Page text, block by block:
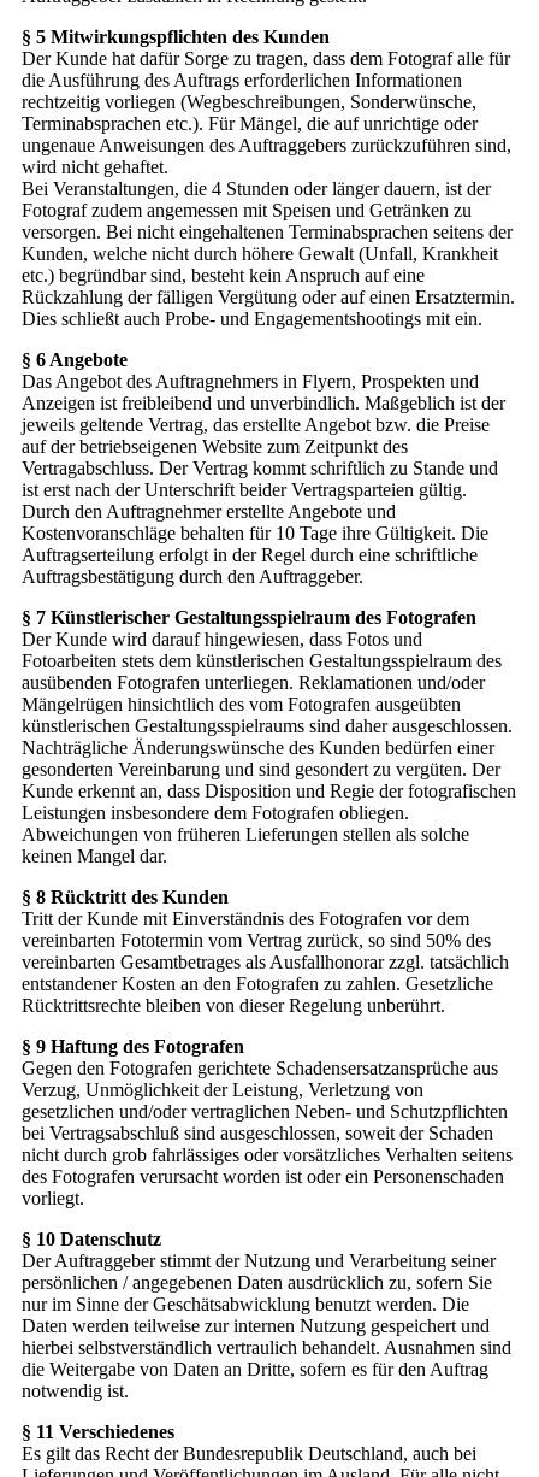
§ 5 Mitwirkungspflichten des Kunden
Der Kunde hat dafür Sorge zu tragen, dass dem Fotograf alle für
die Ausführung des Auftrags erforderlichen Informationen
rechtzeitig vorliegen (Wegbeschreibungen, Sonderwünsche,
Terminabsprachen etc.). Für Mängel, die auf unrichtige oder
ungenaue Anweisungen des Auftraggebers zurückzuführen sind,
wird nicht gehaftet.
Bei Veranstaltungen, die 4 Stunden oder länger dauern, ist der
Fotograf zudem angemessen mit Speisen und Getränken zu
versorgen. Bei nicht eingehaltenen Terminabsprachen seitens der
Kunden, welche nicht durch höhere Gewalt (Unfall, Krankheit
etc.) begründbar sind, besteht kein Anspruch auf eine
Rückzahlung der fälligen Vergütung oder auf einen Ersatztermin.
Dies schließt auch Probe- und Engagementshootings mit ein.
§ 6 Angebote
Das Angebot des Auftragnehmers in Flyern, Prospekten und
Anzeigen ist freibleibend und unverbindlich. Maßgeblich ist der
jeweils geltende Vertrag, das erstellte Angebot bzw. die Preise
auf der betriebseigenen Website zum Zeitpunkt des
Vertragabschluss. Der Vertrag kommt schriftlich zu Stande und
ist erst nach der Unterschrift beider Vertragsparteien gültig.
Durch den Auftragnehmer erstellte Angebote und
Kostenvoranschläge behalten für 10 Tage ihre Gültigkeit. Die
Auftragserteilung erfolgt in der Regel durch eine schriftliche
Auftragsbestätigung durch den Auftraggeber.
§ 7 Künstlerischer Gestaltungsspielraum des Fotografen
Der Kunde wird darauf hingewiesen, dass Fotos und
Fotoarbeiten stets dem künstlerischen Gestaltungsspielraum des
ausübenden Fotografen unterliegen. Reklamationen und/oder
Mängelrügen hinsichtlich des vom Fotografen ausgeübten
künstlerischen Gestaltungsspielraums sind daher ausgeschlossen.
Nachträgliche Änderungswünsche des Kunden bedürfen einer
gesonderten Vereinbarung und sind gesondert zu vergüten. Der
Kunde erkennt an, dass Disposition und Regie der fotografischen
Leistungen insbesondere dem Fotografen obliegen.
Abweichungen von früheren Lieferungen stellen als solche
keinen Mangel dar.
§ 8 Rücktritt des Kunden
Tritt der Kunde mit Einverständnis des Fotografen vor dem
vereinbarten Fototermin vom Vertrag zurück, so sind 50% des
vereinbarten Gesamtbetrages als Ausfallhonorar zzgl. tatsächlich
entstandener Kosten an den Fotografen zu zahlen. Gesetzliche
Rücktrittsrechte bleiben von dieser Regelung unberührt.
§ 9 Haftung des Fotografen
Gegen den Fotografen gerichtete Schadensersatzansprüche aus
Verzug, Unmöglichkeit der Leistung, Verletzung von
gesetzlichen und/oder vertraglichen Neben- und Schutzpflichten
bei Vertragsabschluß sind ausgeschlossen, soweit der Schaden
nicht durch grob fahrlässiges oder vorsätzliches Verhalten seitens
des Fotografen verursacht worden ist oder ein Personenschaden
vorliegt.
§ 10 Datenschutz
Der Auftraggeber stimmt der Nutzung und Verarbeitung seiner
persönlichen / angegebenen Daten ausdrücklich zu, sofern Sie
nur im Sinne der Geschätsabwicklung benutzt werden. Die
Daten werden teilweise zur internen Nutzung gespeichert und
hierbei selbstverständlich vertraulich behandelt. Ausnahmen sind
die Weitergabe von Daten an Dritte, sofern es für den Auftrag
notwendig ist.
§ 11 Verschiedenes
Es gilt das Recht der Bundesrepublik Deutschland, auch bei